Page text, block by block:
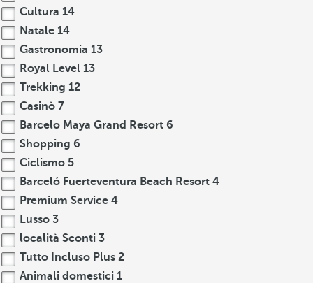
Cultura 14
Natale 14
Gastronomia 13
Royal Level 13
Trekking 12
Casinò 7
Barcelo Maya Grand Resort 6
Shopping 6
Ciclismo 5
Barceló Fuerteventura Beach Resort 4
Premium Service 4
Lusso 3
località Sconti 3
Tutto Incluso Plus 2
Animali domestici 1